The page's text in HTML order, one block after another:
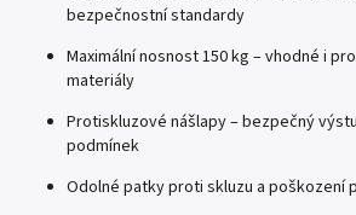
bezpečnostní standardy
Maximální nosnost 150 kg – vhodné i
materiály
Protiskluzové nášlapy – bezpečný
podmínek
Odolné patky proti skluzu a poškození